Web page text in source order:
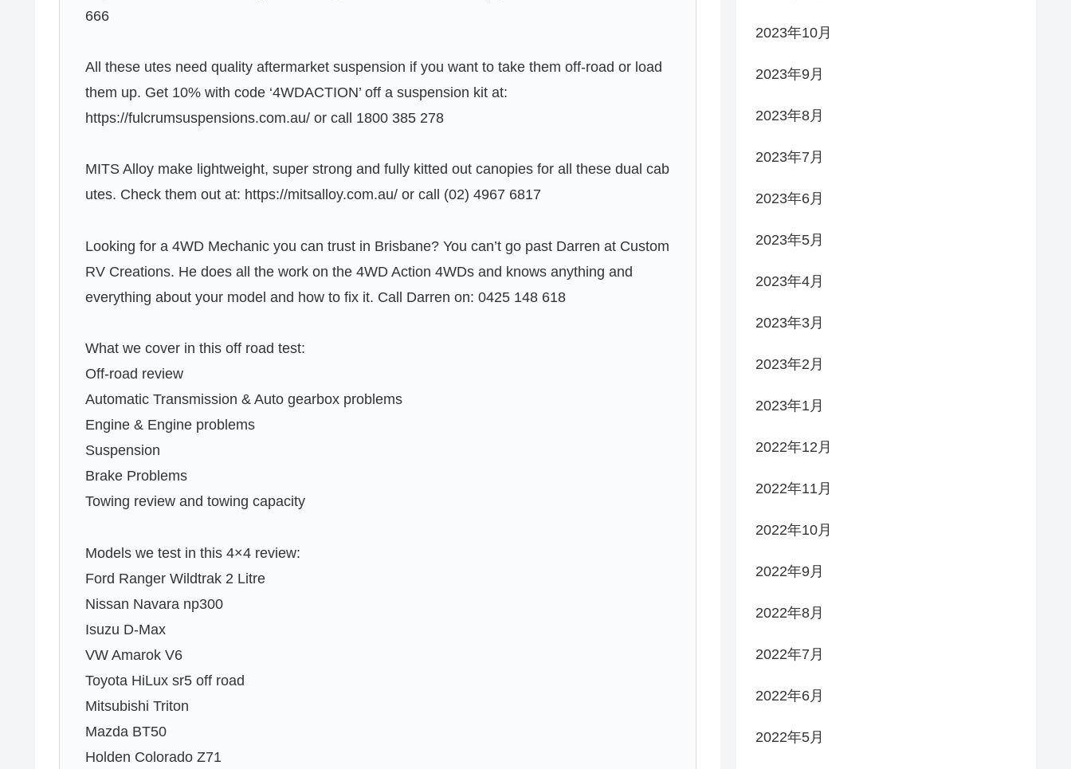
666
All these utes need quality aftermarket suspension if you want to take them off-road or load
them up. Get 10% with code ‘4WDACTION’ off a suspension kit at:
https://fulcrumsuspensions.com.au/ or call 1800 385 278
MITS Alloy make lightweight, super strong and fully kitted out canopies for all these dual cab
utes. Check them out at: https://mitsalloy.com.au/ or call (02) 4967 6817
Looking for a 4WD Mechanic you can trust in Brisbane? You can’t go past Darren at Custom
RV Creations. He does all the work on the 4WD Action 4WDs and knows anything and
everything about your model and how to fix it. Call Darren on: 0425 148 618
What we cover in this off road test:
Off-road review
Automatic Transmission & Auto gearbox problems
Engine & Engine problems
Suspension
Brake Problems
Towing review and towing capacity
Models we test in this 4×4 review:
Ford Ranger Wildtrak 2 Litre
Nissan Navara np300
Isuzu D-Max
VW Amarok V6
Toyota HiLux sr5 off road
Mitsubishi Triton
Mazda BT50
Holden Colorado Z71
2023年10月
2023年9月
2023年8月
2023年7月
2023年6月
2023年5月
2023年4月
2023年3月
2023年2月
2023年1月
2022年12月
2022年11月
2022年10月
2022年9月
2022年8月
2022年7月
2022年6月
2022年5月